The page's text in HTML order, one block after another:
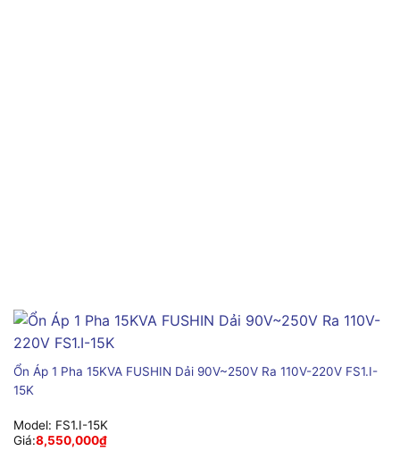
Ổn Áp 1 Pha 15KVA FUSHIN Dải 90V~250V Ra 110V-220V FS1.I-
15K
Model: FS1.I-15K
Giá:8,550,000₫